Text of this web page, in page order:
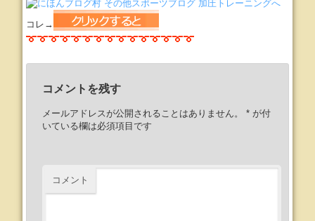
コレ→
コメントを残す
メールアドレスが公開されることはありません。 *が付
いている欄は必須項目です
コメント